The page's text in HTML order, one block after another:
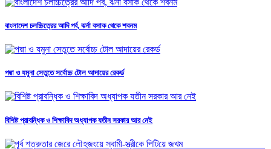
বাংলাদেশ চলচ্চিত্রের আদি পর্ব, ঝর্না বসাক থেকে শবনম
পদ্মা ও যমুনা সেতুতে সর্বোচ্চ টোল আদায়ের রেকর্ড
বিশিষ্ট প্রাবন্ধিক ও শিক্ষাবিদ অধ্যাপক যতীন সরকার আর নেই